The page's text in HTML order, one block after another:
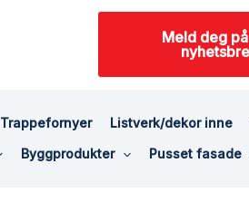
Meld deg
Trappefornyer Listverk/dekor inne
Byggprodukter Pusset fasade